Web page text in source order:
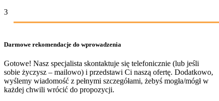
3
Darmowe rekomendacje do wprowadzenia
Gotowe! Nasz specjalista skontaktuje się telefonicznie (lub jeśli
sobie życzysz – mailowo) i przedstawi Ci naszą ofertę. Dodatkowo,
wyślemy wiadomość z pełnymi szczegółami, żebyś mogła/mógł w
każdej chwili wrócić do propozycji.